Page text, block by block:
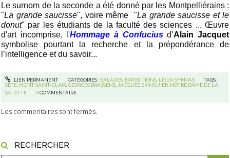
RECHERCHER
Le surnom de la seconde a été donné par les Montpelliérains :
"La grande saucisse", voire même "La grande saucisse et le
donut" par les étudiants de la faculté des sciences ... Œuvre
d'art incomprise, l'Hommage à Confuciusd’Alain Jacquet
symbolise pourtant la recherche et la prépondérance de
l’intelligence et du savoir...
LIEN PERMANENT CATÉGORIES : BALADES, EXPOSITIONS, LIEUX SYMPAS
TAGS :
SÈTE, MONT SAINT-CLAIR,GEORGES BRASSENS,JACQUES BRINGUIER, NOTRE DAME DE LA
SALETTE
0 COMMENTAIRE
Les commentaires sont fermés.